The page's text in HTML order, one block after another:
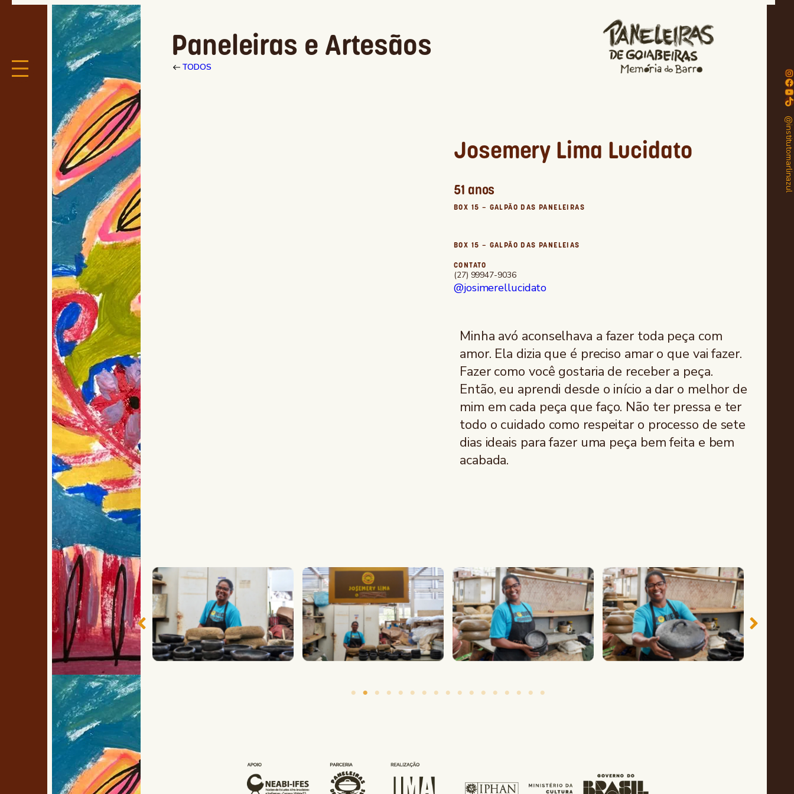
Paneleiras e Artesãos
TODOS
Josemery Lima Lucidato
51 anos
BOX 15 – GALPÃO DAS PANELEIRAS
BOX 15 – GALPÃO DAS PANELEIAS
CONTATO
(27) 99947-9036
@josimerellucidato
Minha avó aconselhava a fazer toda peça com
amor. Ela dizia que é preciso amar o que vai fazer.
Fazer como você gostaria de receber a peça.
Então, eu aprendi desde o início a dar o melhor de
mim em cada peça que faço. Não ter pressa e ter
todo o cuidado como respeitar o processo de sete
dias ideais para fazer uma peça bem feita e bem
acabada.
Instagram
Facebook
Youtube
TikTok
@institutomarlinazul